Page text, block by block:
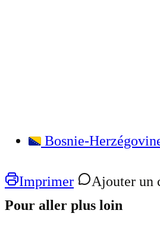
Bosnie-
Imprimer
Ajouter un
Pour aller plus loin